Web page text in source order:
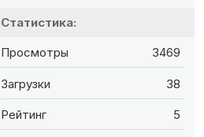
Статистика:
Просмотры 3469
Загрузки 38
Рейтинг 5